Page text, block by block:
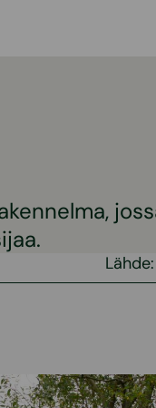
Lähde: